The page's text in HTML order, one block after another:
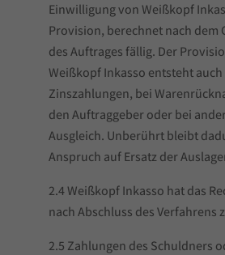
Einwilligung von Weißkopf
Provision, berechnet nach dem
des Auftrages fällig. Der
Weißkopf Inkasso entsteht
Zinszahlungen, bei
den Auftraggeber oder bei
Ausgleich. Unberührt bleibt
Anspruch auf Ersatz der
2.4 Weißkopf Inkasso hat das
nach Abschluss des Verfahrens
2.5 Zahlungen des Schuldners